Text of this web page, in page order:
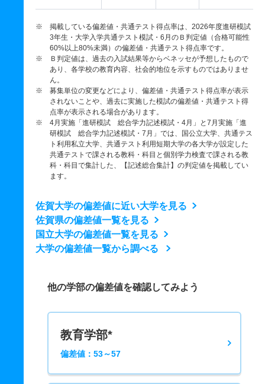
※ 掲載している偏差値・共通テスト得点率は、2026年度進研模試
3年生・大学入学共通テスト模試・6月のＢ判定値（合格可能性
60%以上80%未満）の偏差値・共通テスト得点率です。
※ Ｂ判定値は、過去の入試結果等からベネッセが予想したもので
あり、各学校の教育内容、社会的地位を示すものではありませ
ん。
※ 募集単位の変更などにより、偏差値・共通テスト得点率が表示
されないことや、過去に実施した模試の偏差値・共通テスト得
点率が表示される場合があります。
※ 4月実施「進研模試 総合学力記述模試・4月」と7月実施「進
研模試 総合学力記述模試・7月」では、国公立大学、共通テス
ト利用私立大学、共通テスト利用短期大学の各大学が設定した
共通テストで課される教科・科目と個別学力検査で課される教
科・科目で集計した、【記述総合集計】の判定値を掲載してい
ます。
佐賀大学の偏差値に近い大学を見る
佐賀県の偏差値一覧を見る
国立大学の偏差値一覧を見る
大学の偏差値一覧から調べる
他の学部の偏差値を確認してみよう
教育学部*
偏差値：53～57